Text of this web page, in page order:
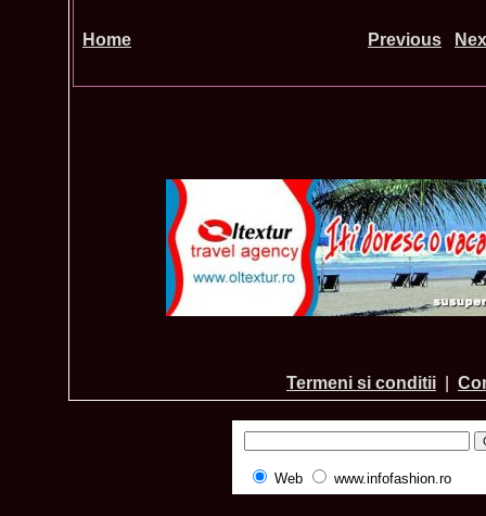
Home Previous
Termeni si conditii
Web www.infofashion.ro